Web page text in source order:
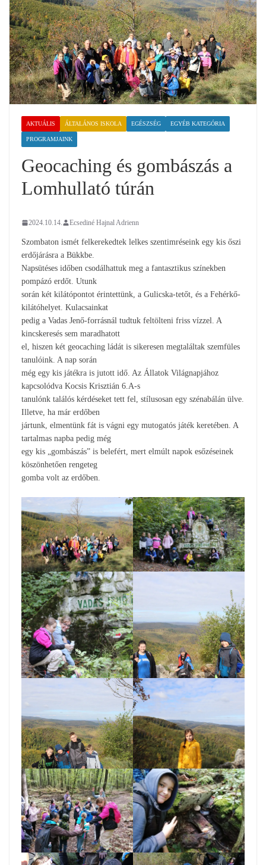
AKTUÁLIS ÁLTALÁNOS ISKOLA EGÉSZSÉG EGYÉB KATEGÓRIA
PROGRAMJAINK
Geocaching és gombászás a
Lomhullató túrán
2024.10.14. Ecsediné Hajnal Adrienn
Szombaton ismét felkerekedtek lelkes szentimréseink egy kis őszi
erdőjárásra a Bükkbe.
Napsütéses időben csodálhattuk meg a fantasztikus színekben
pompázó erdőt. Utunk
során két kilátópontot érintettünk, a Gulicska-tetőt, és a Fehérkő-
kilátóhelyet. Kulacsainkat
pedig a Vadas Jenő-forrásnál tudtuk feltölteni friss vízzel. A
kincskeresés sem maradhatott
el, hiszen két geocaching ládát is sikeresen megtaláltak szemfüles
tanulóink. A nap során
még egy kis játékra is jutott idő. Az Állatok Világnapjához
kapcsolódva Kocsis Krisztián 6.A-s
tanulónk találós kérdéseket tett fel, stílusosan egy szénabálán ülve.
Illetve, ha már erdőben
jártunk, elmentünk fát is vágni egy mutogatós játék keretében. A
tartalmas napba pedig még
egy kis „gombászás” is belefért, mert elmúlt napok esőzéseinek
köszönhetően rengeteg
gomba volt az erdőben.